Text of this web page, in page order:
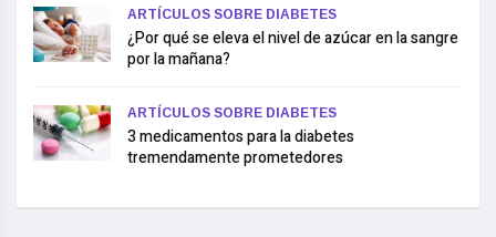
ARTÍCULOS SOBRE DIABETES
¿Por qué se eleva el nivel de azúcar en la sangre
por la mañana?
ARTÍCULOS SOBRE DIABETES
3 medicamentos para la diabetes
tremendamente prometedores